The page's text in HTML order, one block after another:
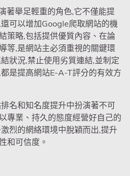
著舉足輕重的角色,它不僅能提
可以增加Google爬取網站的機
策略,包括提供優質內容、在論
等,是網站主必須重視的關鍵環
狀況,禁止使用劣質連結,並制定
是提高網站E-A-T評分的有效方
名和知名度提升中扮演著不可
專業、持久的態度經營好自己的
烈的網絡環境中脫穎而出,提升
和可信度。